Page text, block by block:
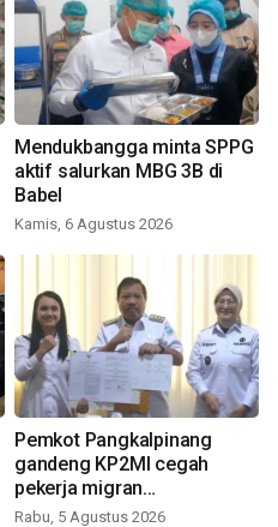
Mendukbangga minta SPPG
aktif salurkan MBG 3B di
Babel
Kamis, 6 Agustus 2026
Pemkot Pangkalpinang
gandeng KP2MI cegah
pekerja migran
nonprosedural
Rabu, 5 Agustus 2026